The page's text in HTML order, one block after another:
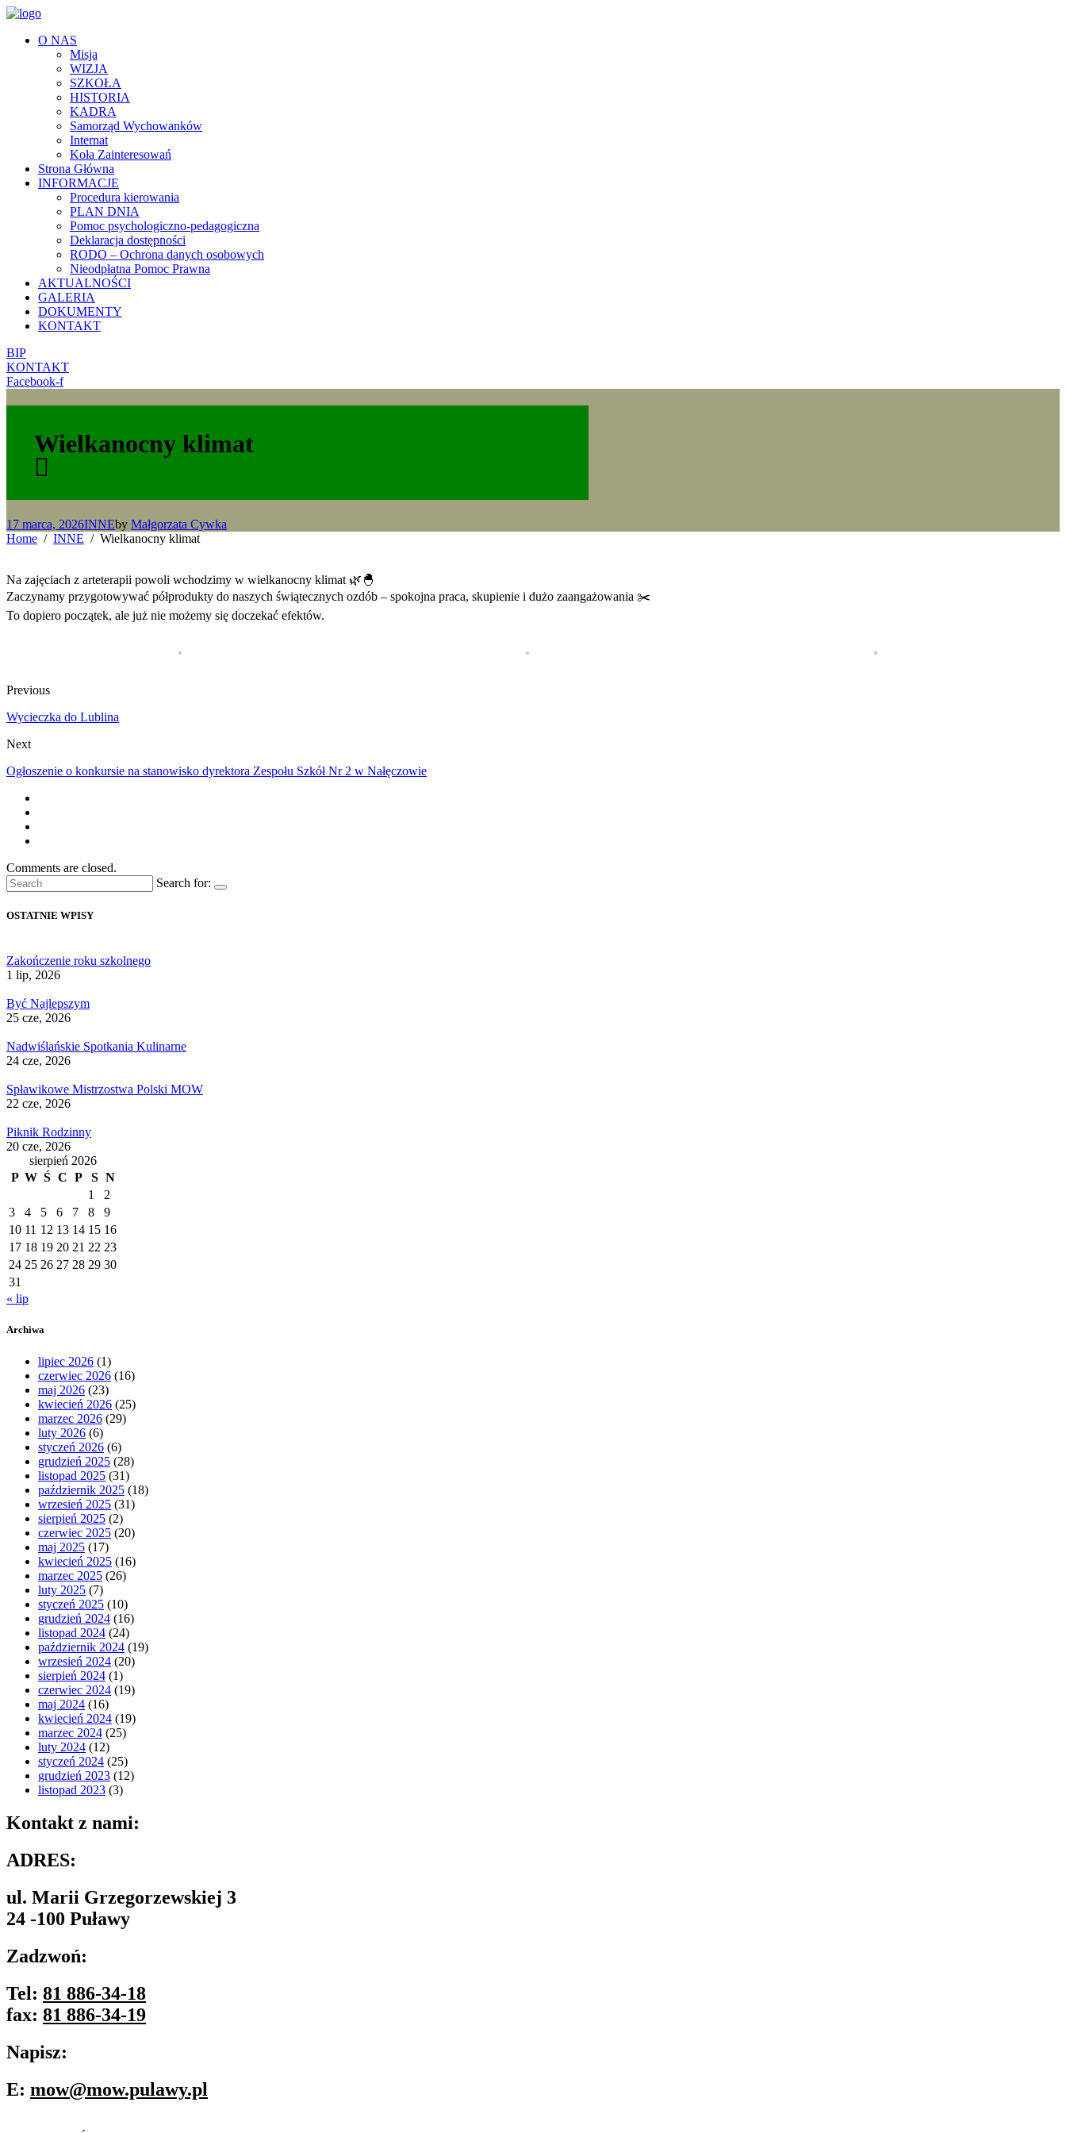
O NAS
Misja
WIZJA
SZKOŁA
HISTORIA
KADRA
Samorząd Wychowanków
Internat
Koła Zainteresowań
Strona Główna
INFORMACJE
Procedura kierowania
PLAN DNIA
Pomoc psychologiczno-pedagogiczna
Deklaracja dostępności
RODO – Ochrona danych osobowych
Nieodpłatna Pomoc Prawna
AKTUALNOŚCI
GALERIA
DOKUMENTY
KONTAKT
BIP
KONTAKT
Facebook-f
Wielkanocny klimat
17 marca, 2026INNEby Małgorzata Cywka
Home
INNE Wielkanocny klimat
Na zajęciach z arteterapii powoli wchodzimy w wielkanocny klimat 🌿🐣
Zaczynamy przygotowywać półprodukty do naszych świątecznych ozdób – spokojna praca, skupienie i dużo zaangażowania ✂️
To dopiero początek, ale już nie możemy się doczekać efektów.
Previous
Wycieczka do Lublina
Next
Ogłoszenie o konkursie na stanowisko dyrektora Zespołu Szkół Nr 2 w Nałęczowie
Comments are closed.
Search for:
OSTATNIE WPISY
Zakończenie roku szkolnego
1 lip, 2026
Być Najlepszym
25 cze, 2026
Nadwiślańskie Spotkania Kulinarne
24 cze, 2026
Spławikowe Mistrzostwa Polski MOW
22 cze, 2026
Piknik Rodzinny
20 cze, 2026
sierpień 2026
P W Ś C P S N
1
2
3
4 5 6 7 8
9
10 11 12 13 14 15 16
17 18 19 20 21 22 23
24 25 26 27 28 29 30
31
« lip
Archiwa
lipiec 2026 (1)
czerwiec 2026 (16)
maj 2026 (23)
kwiecień 2026 (25)
marzec 2026 (29)
luty 2026 (6)
styczeń 2026 (6)
grudzień 2025 (28)
listopad 2025 (31)
październik 2025 (18)
wrzesień 2025 (31)
sierpień 2025 (2)
czerwiec 2025 (20)
maj 2025 (17)
kwiecień 2025 (16)
marzec 2025 (26)
luty 2025 (7)
styczeń 2025 (10)
grudzień 2024 (16)
listopad 2024 (24)
październik 2024 (19)
wrzesień 2024 (20)
sierpień 2024 (1)
czerwiec 2024 (19)
maj 2024 (16)
kwiecień 2024 (19)
marzec 2024 (25)
luty 2024 (12)
styczeń 2024 (25)
grudzień 2023 (12)
listopad 2023 (3)
Kontakt z nami:
ADRES:
ul. Marii Grzegorzewskiej 3
24 -100 Puławy
Zadzwoń:
Tel: 81 886-34-18
fax: 81 886-34-19
Napisz:
E: mow@mow.pulawy.pl